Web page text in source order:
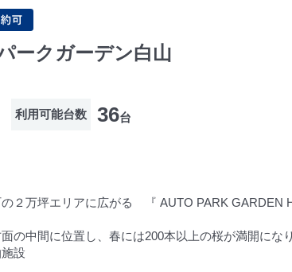
ークガーデン白山
利用可能台数 36台
２万坪エリアに広がる 『 AUTO PARK GARDEN
の中間に位置し、春には200本以上の桜が満開にな
設